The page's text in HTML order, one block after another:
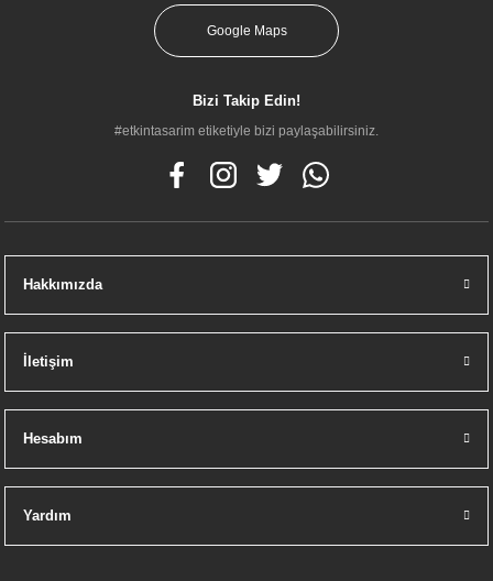
Google Maps
Bizi Takip Edin!
#etkintasarim etiketiyle bizi paylaşabilirsiniz.
Hakkımızda
İletişim
Hesabım
Yardım